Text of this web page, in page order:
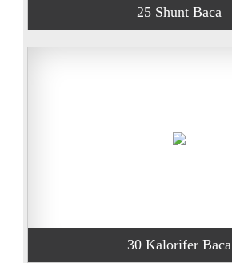
25 Shunt Baca
30 Kalorifer Baca